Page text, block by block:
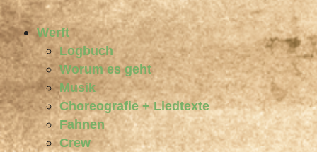
Werft
Logbuch
Worum es geht
Musik
Choreografie + Liedtexte
Fahnen
Crew